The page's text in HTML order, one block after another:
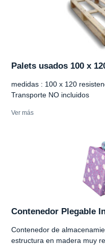
Palets usados 100 x
medidas : 100 x 120
Transporte NO incluidos
Ver más
Contenedor Plegable
Contenedor de
estructura en madera muy